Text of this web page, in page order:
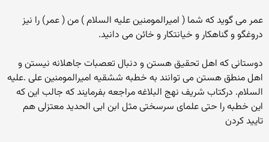
عمر می گوید که شما ( امیرالمومنین علیه السلام ) من ( عمر) را نیز
دروغگو و گناهکار و خیانتکار و خائن می دانید.
دوستانی که اهل تحقیق هستن و دنبال تعصبات جاهلانه نیستن و
اهل منطق هستن می توانند به خطبه ششقیه امیرالمومنین علی .علیه
السلام. درکتاب شریف نهج البلاغه مراجعه بفرمایند که جالب این که
این خطبه را حتی علمای سرسختی مثل ابن ابی الحدید معتزلی هم
تایید کردن